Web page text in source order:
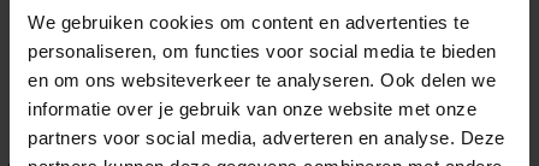
We gebruiken cookies om content en advertenties te
personaliseren, om functies voor social media te bieden
en om ons websiteverkeer te analyseren. Ook delen we
informatie over je gebruik van onze website met onze
partners voor social media, adverteren en analyse. Deze
Application error: a client-side exception has occurred while